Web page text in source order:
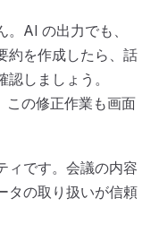
AI の出力でも、
約を作成したら、話
しましょう。
この修正作業も画面
ィです。会議の内容
タの取り扱いが信頼